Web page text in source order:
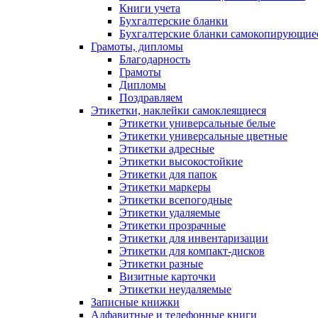
Книги учета
Бухгалтерские бланки
Бухгалтерские бланки
Грамоты, дипломы
Благодарность
Грамоты
Дипломы
Поздравляем
Этикетки, наклейки самоклеящиеся
Этикетки универсальные белые
Этикетки универсальные цветные
Этикетки адресные
Этикетки высокостойкие
Этикетки для папок
Этикетки маркеры
Этикетки всепогодные
Этикетки удаляемые
Этикетки прозрачные
Этикетки для инвентаризации
Этикетки для компакт-дисков
Этикетки разные
Визитные карточки
Этикетки неудаляемые
Записные книжки
Алфавитные и телефонные книги